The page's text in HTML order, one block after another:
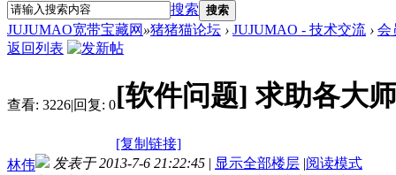
搜索 搜索
JUJUMAO宽带宝藏网 »猪猪猫论坛 › JUJUMAO - 技术交流 › 会
返回列表
查看: 3226|回复: 0[软件问题]求助各大
[复制链接]
林伟
发表于 2013-7-6 21:22:45 | 显示全部楼层 |阅读模式